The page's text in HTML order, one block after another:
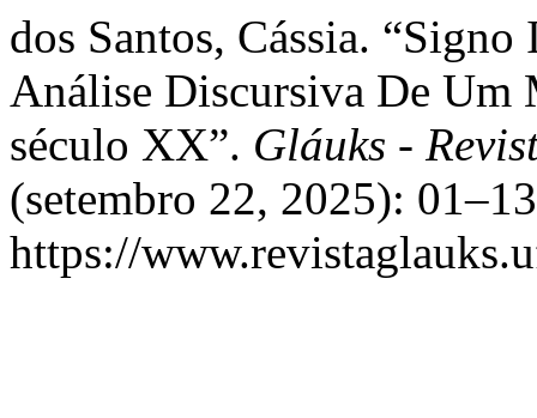
dos Santos, Cássia.
Análise Discursiva De Um
século XX”. Gláuks -
(setembro 22, 2025):
https://